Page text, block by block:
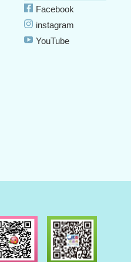
Facebook
instagram
YouTube